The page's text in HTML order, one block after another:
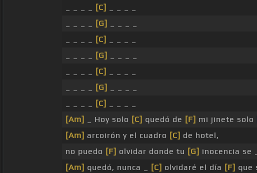
[C]
[G]
[C]
[G]
[C]
[G]
[C]
[Am]
_ Hoy solo [C] quedó de [F] mi jinete solo
[Am] arcoirón y el cuadro [C] de hotel,
no puedo [F] olvidar donde tu [G] inocencia se _
[Am] quedó, nunca _ [C] olvidaré el día [F] que